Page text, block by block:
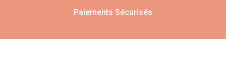
Paiements Sécurisés